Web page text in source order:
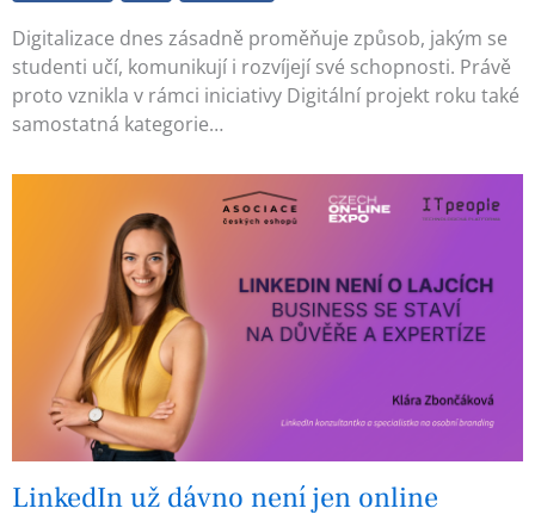
Digitalizace dnes zásadně proměňuje způsob, jakým se
studenti učí, komunikují i rozvíjejí své schopnosti. Právě
proto vznikla v rámci iniciativy Digitální projekt roku také
samostatná kategorie…
LinkedIn už dávno není jen online